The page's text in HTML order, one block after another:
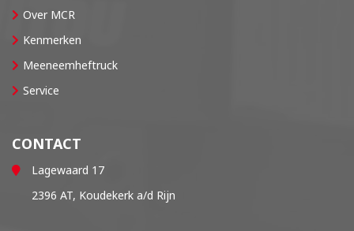
Over MCR
Kenmerken
Meeneemheftruck
Service
CONTACT
Lagewaard 17
2396 AT, Koudekerk a/d Rijn